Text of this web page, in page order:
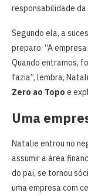
responsabilidade da
Segundo ela, a
preparo. “A
Quando entramos,
fazia”, lembra,
Zero ao Topo e
Uma
Natalie entrou no
assumir a área
do pai, se tornou
uma empresa com